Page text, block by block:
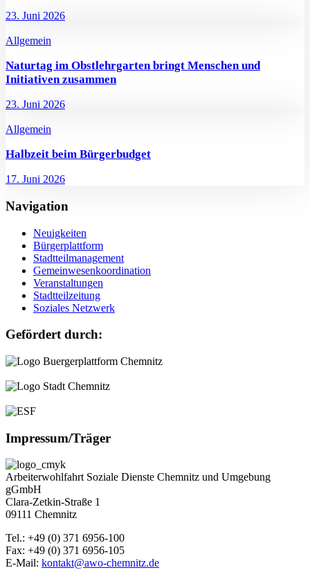
23. Juni 2026
Allgemein
Naturtag im Obstlehrgarten bringt Menschen und
Initiativen zusammen
23. Juni 2026
Allgemein
Halbzeit beim Bürgerbudget
17. Juni 2026
Navigation
Neuigkeiten
Bürgerplattform
Stadtteilmanagement
Gemeinwesenkoordination
Veranstaltungen
Stadtteilzeitung
Soziales Netzwerk
Gefördert durch:
Impressum/Träger
Arbeiterwohlfahrt Soziale Dienste Chemnitz und Umgebung
gGmbH
Clara-Zetkin-Straße 1
09111 Chemnitz
Tel.: +49 (0) 371 6956-100
Fax: +49 (0) 371 6956-105
E-Mail: kontakt@awo-chemnitz.de